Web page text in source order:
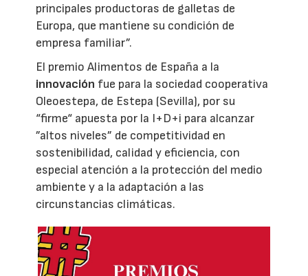
principales productoras de galletas de
Europa, que mantiene su condición de
empresa familiar”.
El premio Alimentos de España a la
innovación fue para la sociedad cooperativa
Oleoestepa, de Estepa (Sevilla), por su
“firme“ apuesta por la I+D+i para alcanzar
”altos niveles” de competitividad en
sostenibilidad, calidad y eficiencia, con
especial atención a la protección del medio
ambiente y a la adaptación a las
circunstancias climáticas.